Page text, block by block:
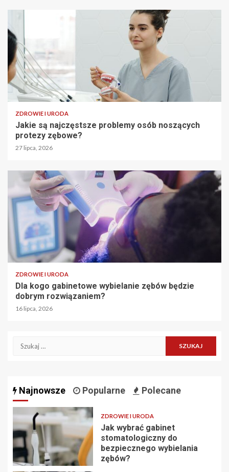
ZDROWIE I URODA
Jakie są najczęstsze problemy osób noszących
protezy zębowe?
27 lipca, 2026
ZDROWIE I URODA
Dla kogo gabinetowe wybielanie zębów będzie
dobrym rozwiązaniem?
16 lipca, 2026
Szukaj:
Najnowsze Popularne Polecane
ZDROWIE I URODA
Jak wybrać gabinet
stomatologiczny do
bezpiecznego wybielania
zębów?